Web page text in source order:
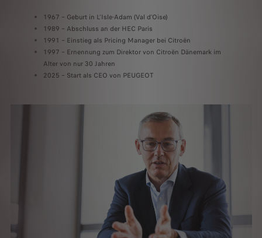
1967 – Geburt in L’Isle-Adam (Val d’Oise)
1989 – Abschluss an der HEC Paris
1991 – Einstieg als Pricing Manager bei Citroën
1997 – Ernennung zum Direktor von Citroën Dänemark im
Alter von nur 30 Jahren
2025 – Start als CEO von PEUGEOT